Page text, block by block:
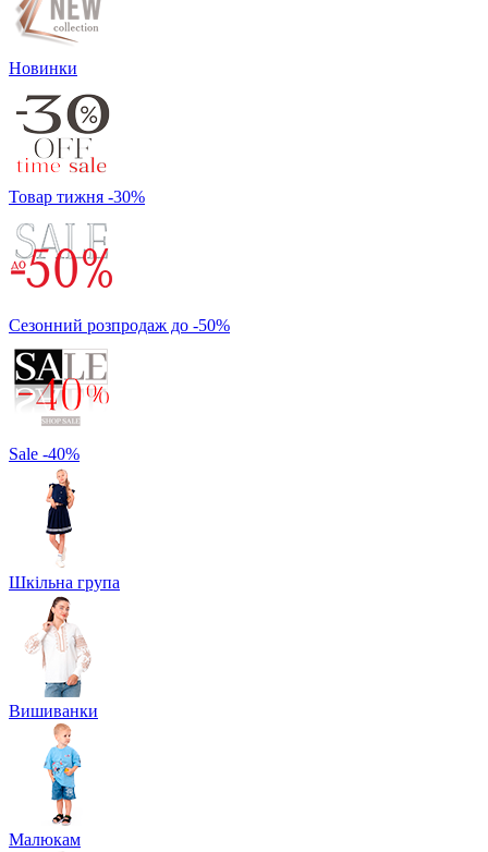
Новинки
Товар тижня -30%
Сезонний розпродаж до -50%
Sale -40%
Шкільна група
Вишиванки
Малюкам